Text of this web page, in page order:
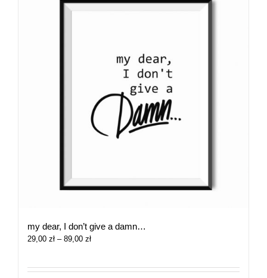
my dear, I don’t give a damn…
29,00 zł – 89,00 złZakres
29,00 zł